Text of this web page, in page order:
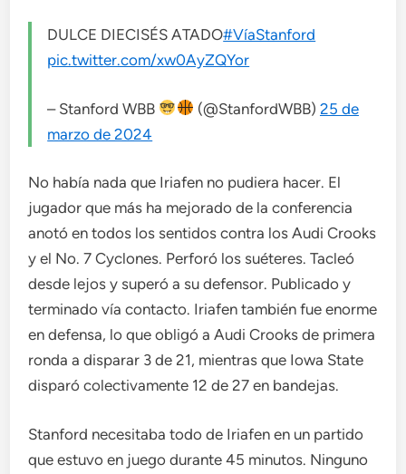
DULCE DIECISÉS ATADO#VíaStanford
pic.twitter.com/xw0AyZQYor
– Stanford WBB (@StanfordWBB) 25 de
marzo de 2024
No había nada que Iriafen no pudiera hacer. El
jugador que más ha mejorado de la conferencia
anotó en todos los sentidos contra los Audi Crooks
y el No. 7 Cyclones. Perforó los suéteres. Tacleó
desde lejos y superó a su defensor. Publicado y
terminado vía contacto. Iriafen también fue enorme
en defensa, lo que obligó a Audi Crooks de primera
ronda a disparar 3 de 21, mientras que Iowa State
disparó colectivamente 12 de 27 en bandejas.
Stanford necesitaba todo de Iriafen en un partido
que estuvo en juego durante 45 minutos. Ninguno